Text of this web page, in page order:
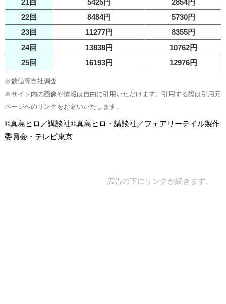
21回 5425円
2854円
22回
8484円
5730円
23回
11277円
8355円
24回
13838円
10762円
25回
16193円 12976円
※数値等自社調査
※サイト内の画像や情報は自由に引用いただけます。引用する際は引用元
ページへのリンクをお願いいたします。
©真島ヒロ／講談社©真島ヒロ・講談社／フェアリーテイル製作
委員会・テレビ東京
広告の下にリンクが続きます。